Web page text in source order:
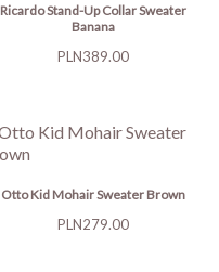
Ricardo Stand-Up Collar Sweater
Banana
Price
PLN389.00
Otto Kid Mohair Sweater Brown
Price
PLN279.00